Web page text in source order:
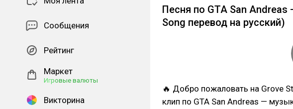
Сообщения
Рейтинг
Маркет
Игровые валюты
Викторина
Песня по GTA San Andreas
Song перевод на русский)
🔥 Добро пожаловать на Grove
клип по GTA San Andreas —